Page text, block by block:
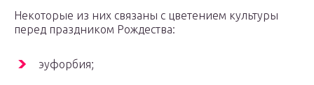
Некоторые из них связаны с цветением культуры
перед праздником Рождества:
эуфорбия;